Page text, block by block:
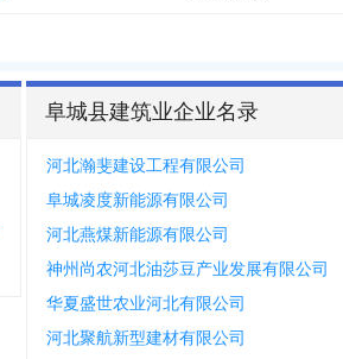
阜城县建筑业企业名录
河北瀚斐建设工程有限公司
阜城凌度新能源有限公司
河北燕煤新能源有限公司
神州尚农河北油莎豆产业发展有限公司
华夏盛世农业河北有限公司
河北聚航新型建材有限公司